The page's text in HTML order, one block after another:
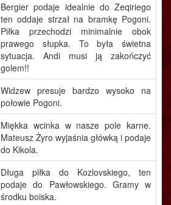
Bergier podaje idealnie do Zeqiriego
ten oddaje strzał na bramkę Pogoni.
Piłka przechodzi minimalnie obok
prawego słupka. To była świetna
sytuacja. Andi musi ją zakończyć
golem!!
Widzew presuje bardzo wysoko na
połowie Pogoni.
Miękka wcinka w nasze pole karne.
Mateusz Żyro wyjaśnia główką i podaje
do Kikola.
Długa piłka do Kozlovskiego, ten
podaje do Pawłowskiego. Gramy w
środku boiska.